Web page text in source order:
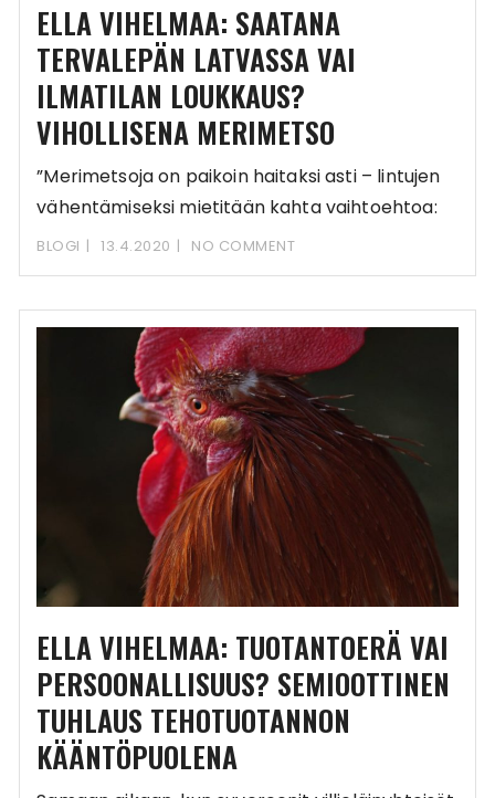
ELLA VIHELMAA: SAATANA
TERVALEPÄN LATVASSA VAI
ILMATILAN LOUKKAUS?
VIHOLLISENA MERIMETSO
”Merimetsoja on paikoin haitaksi asti – lintujen
vähentämiseksi mietitään kahta vaihtoehtoa:
Öljyä tai tulta munille.”
BLOGI 13.4.2020 NO COMMENT
ELLA VIHELMAA: TUOTANTOERÄ VAI
PERSOONALLISUUS? SEMIOOTTINEN
TUHLAUS TEHOTUOTANNON
KÄÄNTÖPUOLENA